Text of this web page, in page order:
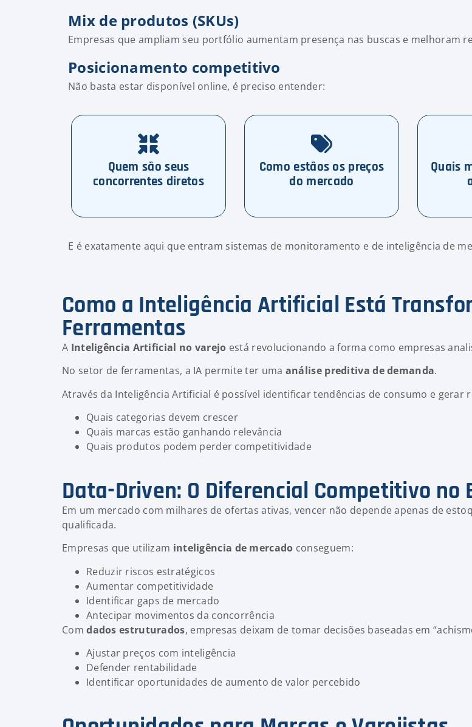
Mix de produtos (SKUs)
Empresas que ampliam seu portfólio aumentam presença nas buscas e melhoram
Posicionamento competitivo
Não basta estar disponível online, é preciso entender:
Quem são seus
concorrentes diretos
Como estãos os preços
do mercado
Quais
E é exatamente aqui que entram sistemas de monitoramento e de inteligência de
Como a Inteligência Artificial Está
Ferramentas
A Inteligência Artificial no varejo está revolucionando a forma como empresas
No setor de ferramentas, a IA permite ter uma análise preditiva de demanda.
Através da Inteligência Artificial é possível identificar tendências de consumo e gerar
Quais categorias devem crescer
Quais marcas estão ganhando relevância
Quais produtos podem perder competitividade
Data-Driven: O Diferencial Competitivo no
Em um mercado com milhares de ofertas ativas, vencer não depende apenas de
qualificada.
Empresas que utilizam inteligência de mercado conseguem:
Reduzir riscos estratégicos
Aumentar competitividade
Identificar gaps de mercado
Antecipar movimentos da concorrência
Comdados estruturados, empresas deixam de tomar decisões baseadas em
Ajustar preços com inteligência
Defender rentabilidade
Identificar oportunidades de aumento de valor percebido